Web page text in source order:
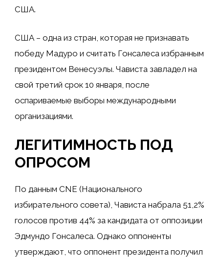
США.
США – одна из стран, которая не признавать
победу Мадуро и считать Гонсалеса избранным
президентом Венесуэлы. Чависта завладел на
свой третий срок 10 января, после
оспариваемые выборы международными
организациями.
ЛЕГИТИМНОСТЬ ПОД
ОПРОСОМ
По данным CNE (Национального
избирательного совета), Чависта набрала 51,2%
голосов против 44% за кандидата от оппозиции
Эдмундо Гонсалеса. Однако оппоненты
утверждают, что оппонент президента получил